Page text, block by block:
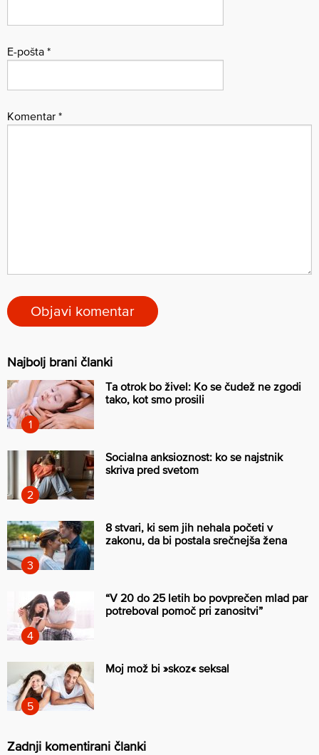
E-pošta *
Komentar *
Najbolj brani članki
Ta otrok bo živel: Ko se čudež ne zgodi
tako, kot smo prosili
Socialna anksioznost: ko se najstnik
skriva pred svetom
8 stvari, ki sem jih nehala početi v
zakonu, da bi postala srečnejša žena
“V 20 do 25 letih bo povprečen mlad par
potreboval pomoč pri zanositvi”
Moj mož bi »skoz« seksal
Zadnji komentirani članki